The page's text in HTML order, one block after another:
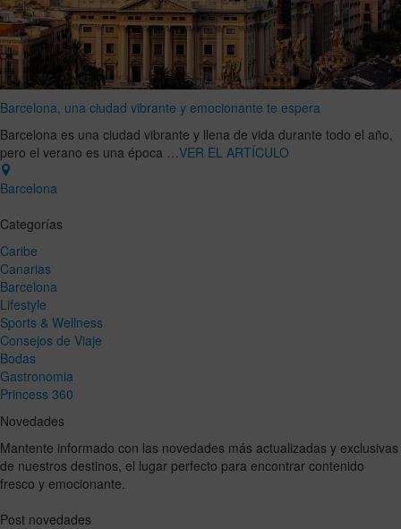
Barcelona, una ciudad vibrante y emocionante te espera
Barcelona es una ciudad vibrante y llena de vida durante todo el año,
pero el verano es una época …VER EL ARTÍCULO
Barcelona
Categorías
Caribe
Canarias
Barcelona
Lifestyle
Sports & Wellness
Consejos de Viaje
Bodas
Gastronomia
Princess 360
Novedades
Mantente informado con las novedades más actualizadas y exclusivas
de nuestros destinos, el lugar perfecto para encontrar contenido
fresco y emocionante.
Post novedades